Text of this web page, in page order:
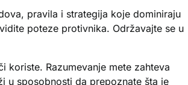
pravila i strategija koje dominiraju
poteze protivnika. Održavajte se u
Razumevanje mete zahteva
u sposobnosti da prepoznate šta je